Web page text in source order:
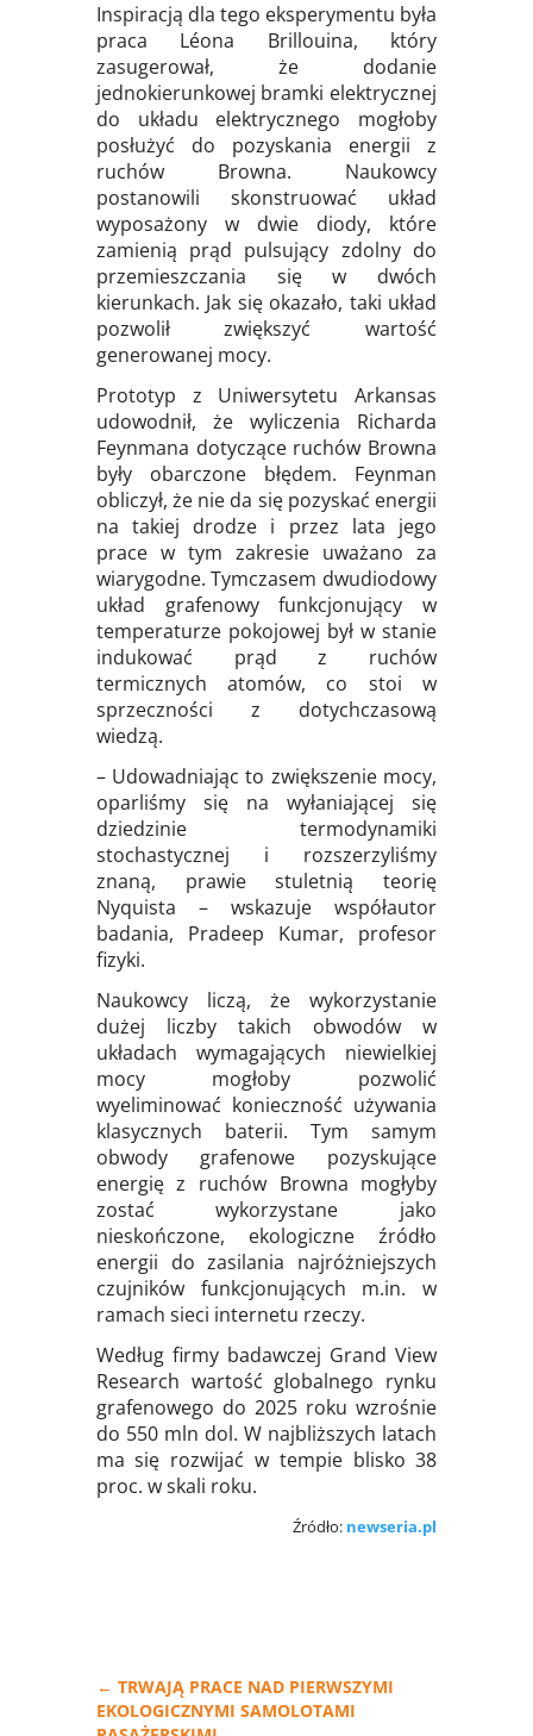
Inspiracją dla tego eksperymentu była
praca Léona Brillouina, który
zasugerował, że dodanie
jednokierunkowej bramki elektrycznej
do układu elektrycznego mogłoby
posłużyć do pozyskania energii z
ruchów Browna. Naukowcy
postanowili skonstruować układ
wyposażony w dwie diody, które
zamienią prąd pulsujący zdolny do
przemieszczania się w dwóch
kierunkach. Jak się okazało, taki układ
pozwolił zwiększyć wartość
generowanej mocy.
Prototyp z Uniwersytetu Arkansas
udowodnił, że wyliczenia Richarda
Feynmana dotyczące ruchów Browna
były obarczone błędem. Feynman
obliczył, że nie da się pozyskać energii
na takiej drodze i przez lata jego
prace w tym zakresie uważano za
wiarygodne. Tymczasem dwudiodowy
układ grafenowy funkcjonujący w
temperaturze pokojowej był w stanie
indukować prąd z ruchów
termicznych atomów, co stoi w
sprzeczności z dotychczasową
wiedzą.
– Udowadniając to zwiększenie mocy,
oparliśmy się na wyłaniającej się
dziedzinie termodynamiki
stochastycznej i rozszerzyliśmy
znaną, prawie stuletnią teorię
Nyquista – wskazuje współautor
badania, Pradeep Kumar, profesor
fizyki.
Naukowcy liczą, że wykorzystanie
dużej liczby takich obwodów w
układach wymagających niewielkiej
mocy mogłoby pozwolić
wyeliminować konieczność używania
klasycznych baterii. Tym samym
obwody grafenowe pozyskujące
energię z ruchów Browna mogłyby
zostać wykorzystane jako
nieskończone, ekologiczne źródło
energii do zasilania najróżniejszych
czujników funkcjonujących m.in. w
ramach sieci internetu rzeczy.
Według firmy badawczej Grand View
Research wartość globalnego rynku
grafenowego do 2025 roku wzrośnie
do 550 mln dol. W najbliższych latach
ma się rozwijać w tempie blisko 38
proc. w skali roku.
Źródło: newseria.pl
← TRWAJĄ PRACE NAD PIERWSZYMI
EKOLOGICZNYMI SAMOLOTAMI